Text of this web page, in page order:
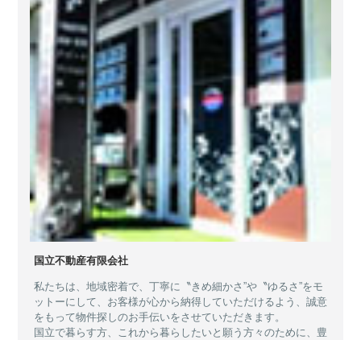
国立不動産有限会社
私たちは、地域密着で、丁寧に〝きめ細かさ”や〝ゆるさ”をモ
ットーにして、お客様が心から納得していただけるよう、誠意
をもって物件探しのお手伝いをさせていただきます。
国立で暮らす方、これから暮らしたいと願う方々のために、豊